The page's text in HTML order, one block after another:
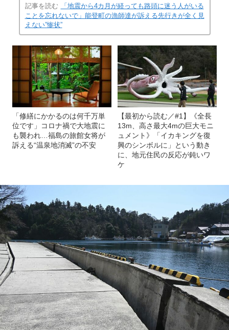
記事を読む
「地震から4カ月が経っても路頭に迷う人がいる
ことを忘れないで」能登町の漁師達が訴える先行きが全く見
えない”惨状”
「修繕にかかるのは何千万単
位です」コロナ禍で大地震に
も襲われ…福島の旅館女将が
訴える“温泉地消滅”の不安
【最初から読む／#1】《全長
13m、高さ最大4mの巨大モニ
ュメント》「イカキングを復
興のシンボルに」という動き
に、地元住民の反応が鈍いワ
ケ